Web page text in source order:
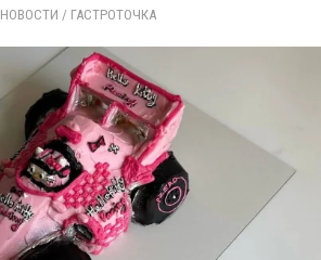
НОВОСТИ / ГАСТРОТОЧКА